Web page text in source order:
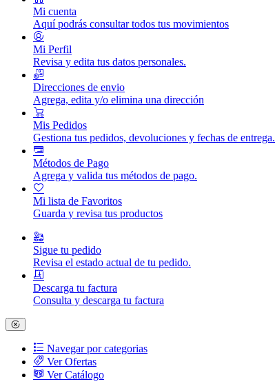
Mi cuenta
Aquí podrás consultar todos tus movimientos
Mi Perfil
Revisa y edita tus datos personales.
Direcciones de envio
Agrega, edita y/o elimina una dirección
Mis Pedidos
Gestiona tus pedidos, devoluciones y fechas de entrega.
Métodos de Pago
Agrega y valida tus métodos de pago.
Mi lista de Favoritos
Guarda y revisa tus productos
Sigue tu pedido
Revisa el estado actual de tu pedido.
Descarga tu factura
Consulta y descarga tu factura
Navegar por categorias
Ver Ofertas
Ver Catálogo